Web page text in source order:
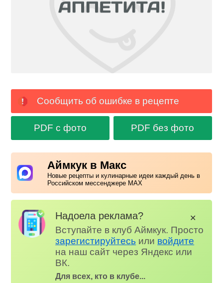
Сообщить об ошибке в рецепте
PDF с фото PDF без фото
Аймкук в Макс
Новые рецепты и кулинарные идеи каждый день в
Российском мессенджере MAX
Надоела реклама?
Вступайте в клуб Аймкук. Просто
зарегистируйтесь или войдите
на наш сайт через Яндекс или
ВК.
Для всех, кто в клубе...
✕